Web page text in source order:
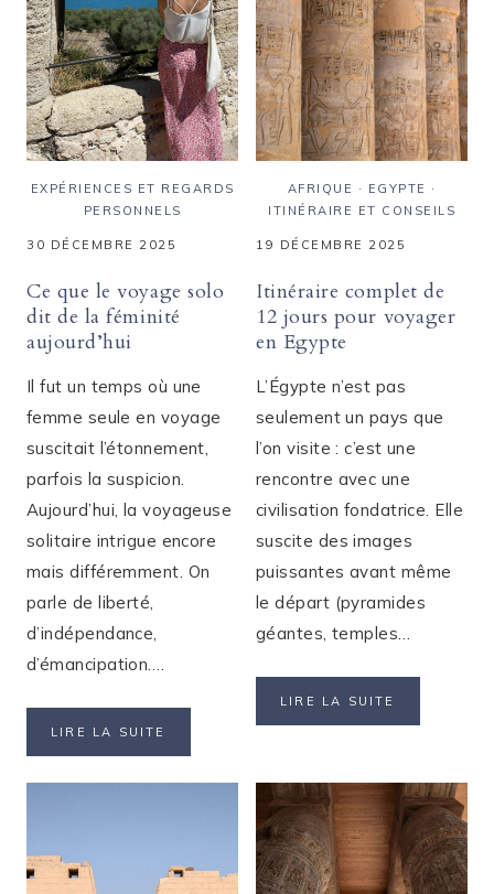
EXPÉRIENCES ET REGARDS
PERSONNELS
30 DÉCEMBRE 2025
Ce que le voyage solo
dit de la féminité
aujourd’hui
Il fut un temps où une
femme seule en voyage
suscitait l’étonnement,
parfois la suspicion.
Aujourd’hui, la voyageuse
solitaire intrigue encore
mais différemment. On
parle de liberté,
d’indépendance,
d’émancipation….
LIRE LA SUITE
DE
LA
AFRIQUE · EGYPTE ·
ITINÉRAIRE ET CONSEILS
19 DÉCEMBRE 2025
Itinéraire complet de
12 jours pour voyager
en Egypte
L’Égypte n’est pas
seulement un pays que
l’on visite : c’est une
rencontre avec une
civilisation fondatrice. Elle
suscite des images
puissantes avant même
le départ (pyramides
géantes, temples…
LIRE LA SUITE
JOURS
POUR
VOYAGER
EN
EGYPTE